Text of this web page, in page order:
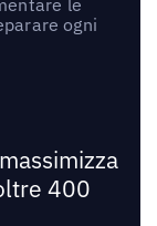
le
ogni
400